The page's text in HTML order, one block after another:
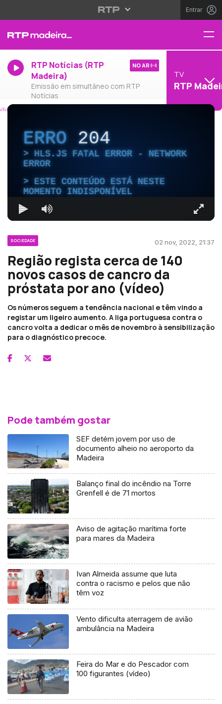
Entrar
RTP Notícias (RTP
Madeira)
Emissão em simultâneo com RTP
Notícias
NO AR
TV
RTP
ERRO204
HLS.JS FATAL ERROR - NETWORK
ERROR
ESTE CONTEÚDO ESTÁ NESTE
MOMENTO INDISPONÍVEL
SOCIEDADE 02 nov, 2022, 21:37
Região regista cerca de 140
novos casos de cancro da
próstata por ano (vídeo)
Os números seguem a tendência nacional e têm vindo a
registar um ligeiro aumento. A liga portuguesa contra o
cancro volta a dedicar o mês de novembro à sensibilização
para o diagnóstico precoce.
Pode também gostar
SEF detém jovem por uso de
documento alheio no aeroporto da
Madeira
Balanço final do incêndio na Torre
Grenfell é de 71 mortos
Aviso de agitação marítima forte
para mares da Madeira
Ivan Almeida assume que luta
contra o racismo e pelos que não
têm voz
Vento dificulta aterragem de avião
ambulância na Madeira
Feira do Mar e do Pescador com
100 figurantes (vídeo)